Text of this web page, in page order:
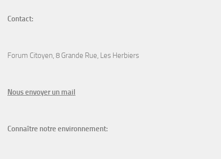
Contact:
Forum Citoyen, 8 Grande Rue, Les Herbiers
Nous envoyer un mail
Connaître notre environnement: